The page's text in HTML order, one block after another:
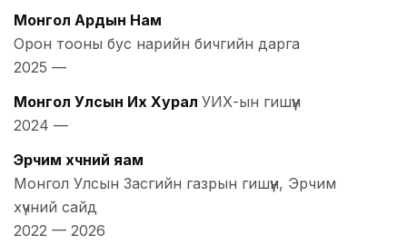
Монгол Ардын Нам
Орон тооны бус нарийн бичгийн дарга
2025 —
Монгол Улсын Их Хурал УИХ-ын гишүүн
2024 —
Эрчим хүчний яам
Монгол Улсын Засгийн газрын гишүүн, Эрчим
хүчний сайд
2022 — 2026